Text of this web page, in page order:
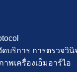
บริการ การตรวจวินิ
เครื่องเอ็มอาร์ไอ